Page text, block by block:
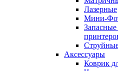
Лазерные
Мини-
Запасные
Аксессуары
Коврик